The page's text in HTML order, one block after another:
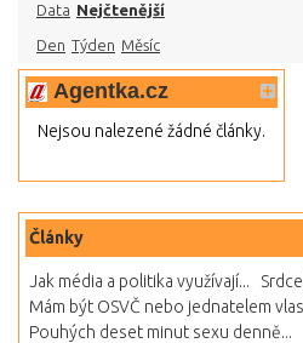
Data Nejčtenější
Den Týden Měsíc
Agentka.cz
Nejsou nalezené žádné články.
Články
Jak média a politika využívají...
Mám být OSVČ nebo jednatelem
Pouhých deset minut sexu denně...